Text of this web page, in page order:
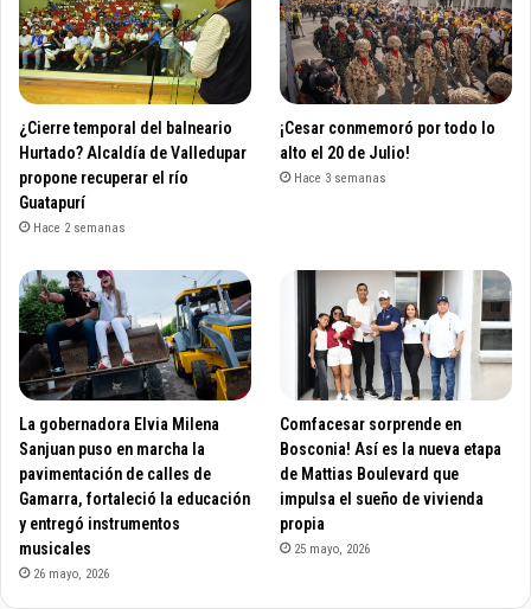
¿Cierre temporal del balneario
Hurtado? Alcaldía de Valledupar
propone recuperar el río
Guatapurí
Hace 2 semanas
¡Cesar conmemoró por todo lo
alto el 20 de Julio!
Hace 3 semanas
La gobernadora Elvia Milena
Sanjuan puso en marcha la
pavimentación de calles de
Gamarra, fortaleció la educación
y entregó instrumentos
musicales
26 mayo, 2026
Comfacesar sorprende en
Bosconia! Así es la nueva etapa
de Mattias Boulevard que
impulsa el sueño de vivienda
propia
25 mayo, 2026